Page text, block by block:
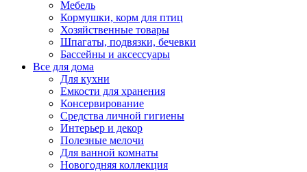
Мебель
Кормушки, корм для птиц
Хозяйственные товары
Шпагаты, подвязки, бечевки
Бассейны и аксессуары
Все для дома
Для кухни
Емкости для хранения
Консервирование
Средства личной гигиены
Интерьер и декор
Полезные мелочи
Для ванной комнаты
Новогодняя коллекция